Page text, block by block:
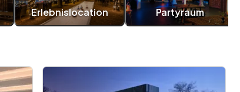
Erlebnislocation Partyraum